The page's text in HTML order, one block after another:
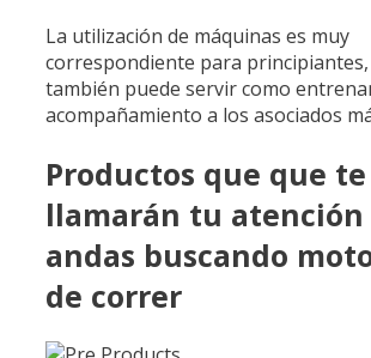
La utilización de máquinas es muy
correspondiente para
también puede servir como
acompañamiento a los asociados
Productos que que te
llamarán tu atención
andas buscando
de correr